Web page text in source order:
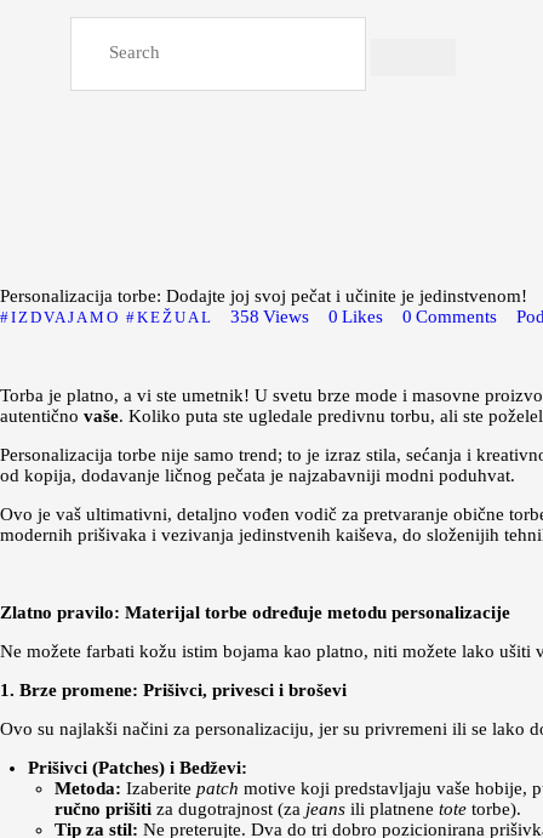
Personalizacija torbe: Dodajte joj svoj pečat i učinite je jedinstvenom!
IZDVAJAMO KEŽUAL 358 Views 0 Likes 0 Comments
Torba je platno, a vi ste umetnik! U svetu brze mode i masovne
autentično vaše. Koliko puta ste ugledale predivnu torbu, ali ste
Personalizacija torbe nije samo trend; to je izraz stila, sećanja i
od kopija, dodavanje ličnog pečata je najzabavniji modni poduhvat.
Ovo je vaš ultimativni, detaljno vođen vodič za pretvaranje obične
modernih prišivaka i vezivanja jedinstvenih kaiševa, do složenijih
Zlatno pravilo: Materijal torbe određuje metodu personalizacije
Ne možete farbati kožu istim bojama kao platno, niti možete lako ušiti
1. Brze promene: Prišivci, privesci i broševi
Ovo su najlakši načini za personalizaciju, jer su privremeni ili se lako
Prišivci (Patches) i Bedževi:
Metoda: Izaberite patch motive koji predstavljaju vaše hobije,
ručno prišiti za dugotrajnost (za jeans ili platnene tote torbe).
Tip za stil: Ne preterujte. Dva do tri dobro pozicionirana